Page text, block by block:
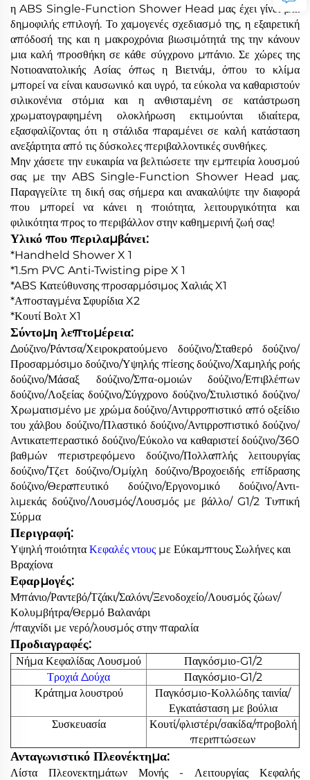
η ABS Single-Function Shower Head μας έχει γίνει μια
δημοφιλής επιλογή. Το χαμογενές σχεδιασμό της, η εξαιρετική
απόδοσή της και η μακροχρόνια βιωσιμότητά της την κάνουν
μια καλή προσθήκη σε κάθε σύγχρονο μπάνιο. Σε χώρες της
Νοτιοανατολικής Ασίας όπως η Βιετνάμ, όπου το κλίμα
μπορεί να είναι καυσωνικό και υγρό, τα εύκολα να καθαριστούν
σιλικονένια στόμια και η ανθισταμένη σε κατάστρωση
χρωματογραφημένη ολοκλήρωση εκτιμούνται ιδιαίτερα,
εξασφαλίζοντας ότι η στάλιδα παραμένει σε καλή κατάσταση
ανεξάρτητα από τις δύσκολες περιβαλλοντικές συνθήκες.
Μην χάσετε την ευκαιρία να βελτιώσετε την εμπειρία λουσμού
σας με την ABS Single-Function Shower Head μας.
Παραγγείλτε τη δική σας σήμερα και ανακαλύψτε την διαφορά
που μπορεί να κάνει η ποιότητα, λειτουργικότητα και
φιλικότητα προς το περιβάλλον στην καθημερινή ζωή σας!
Υλικό που περιλαμβάνει:
*Handheld Shower X 1
*1.5m PVC Anti-Twisting pipe X 1
*ABS Κατεύθυνσης προσαρμόσιμος Χαλιάς X1
*Αποσταγμένα Σφυρίδια X2
*Κουτί Βολτ X1
Σύντομη λεπτομέρεια:
Δούζινο/Ράντσα/Χειροκρατούμενο δούζινο/Σταθερό δούζινο/
Προσαρμόσιμο δούζινο/Υψηλής πίεσης δούζινο/Χαμηλής ροής
δούζινο/Μάσαξ δούζινο/Σπα-ομοιών δούζινο/Επιβλέπων
δούζινο/Λοξείας δούζινο/Σύγχρονο δούζινο/Στυλιστικό δούζινο/
Χρωματισμένο με χρώμα δούζινο/Αντιρροπιστικό από οξείδιο
του χάλβου δούζινο/Πλαστικό δούζινο/Αντιρροπιστικό δούζινο/
Αντικατεπεραστικό δούζινο/Εύκολο να καθαριστεί δούζινο/360
βαθμών περιστρεφόμενο δούζινο/Πολλαπλής λειτουργίας
δούζινο/Τζετ δούζινο/Ομίχλη δούζινο/Βροχοειδής επίδρασης
δούζινο/Θεραπευτικό δούζινο/Εργονομικό δούζινο/Αντι-
λιμεκάς δούζινο/Λουσμός/Λουσμός με βάλλο/ G1/2 Τυπική
Σύρμα
Περιγραφή:
Υψηλή ποιότητα Κεφαλές ντους με Εύκαμπτους Σωλήνες και
Βραχίονα
Εφαρμογές:
Μπάνιο/Ραντεβό/Τζάκι/Σαλόνι/Ξενοδοχείο/Λουσμός ζώων/
Κολυμβήτρα/Θερμό Βαλανάρι
/παιχνίδι με νερό/λουσμός στην παραλία
Προδιαγραφές:
Νήμα Κεφαλίδας Λουσμού
Παγκόσμιο-G1/2
Τροχιά Δούχα
Παγκόσμιο-G1/2
Κράτημα λουστρού
Παγκόσμιο-Κολλώδης ταινία/
Εγκατάσταση με βούλια
Συσκευασία
Κουτί/φλιστέρι/σακίδα/προβολή
περιπτώσεων
Ανταγωνιστικό Πλεονέκτημα:
Λίστα Πλεονεκτημάτων Μονής - Λειτουργίας Κεφαλής